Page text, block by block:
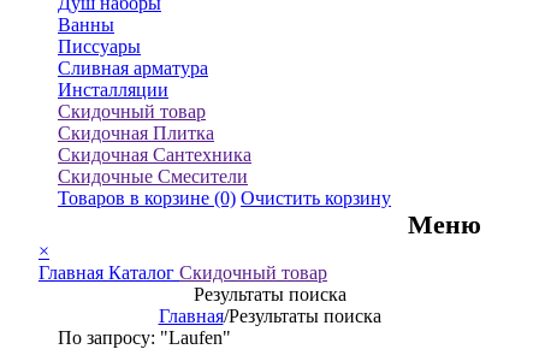
Ванны
Писсуары
Сливная арматура
Инсталляции
Скидочный товар
Скидочная Плитка
Скидочная Сантехника
Скидочные Смесители
Товаров в корзине (0) Очистить корзину
Меню
×
Главная Каталог Скидочный товар
Результаты поиска
Главная/Результаты поиска
По запросу: "Laufen"